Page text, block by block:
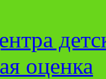
оценка